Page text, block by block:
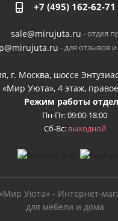
+7 (495) 162-62-71
sale@mirujuta.ru - отдел
- для отзывов
г. Москва, шоссе
«Мир Уюта», 4 этаж,
Режим работы
Пн-Пт: 09:00-18:00
Сб-Вс: выходной
Уюта» - Интернет-
для мебели и дома